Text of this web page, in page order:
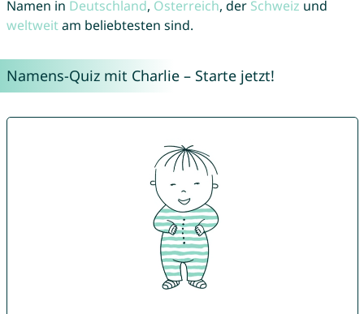
Namen in Deutschland, Österreich, der Schweiz und
weltweitam beliebtesten sind.
Namens-Quiz mit Charlie – Starte jetzt!